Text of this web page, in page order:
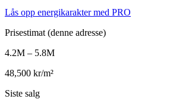
Lås opp energikarakter med PRO
Prisestimat (denne adresse)
4.2M – 5.8M
48,500 kr/m²
Siste salg